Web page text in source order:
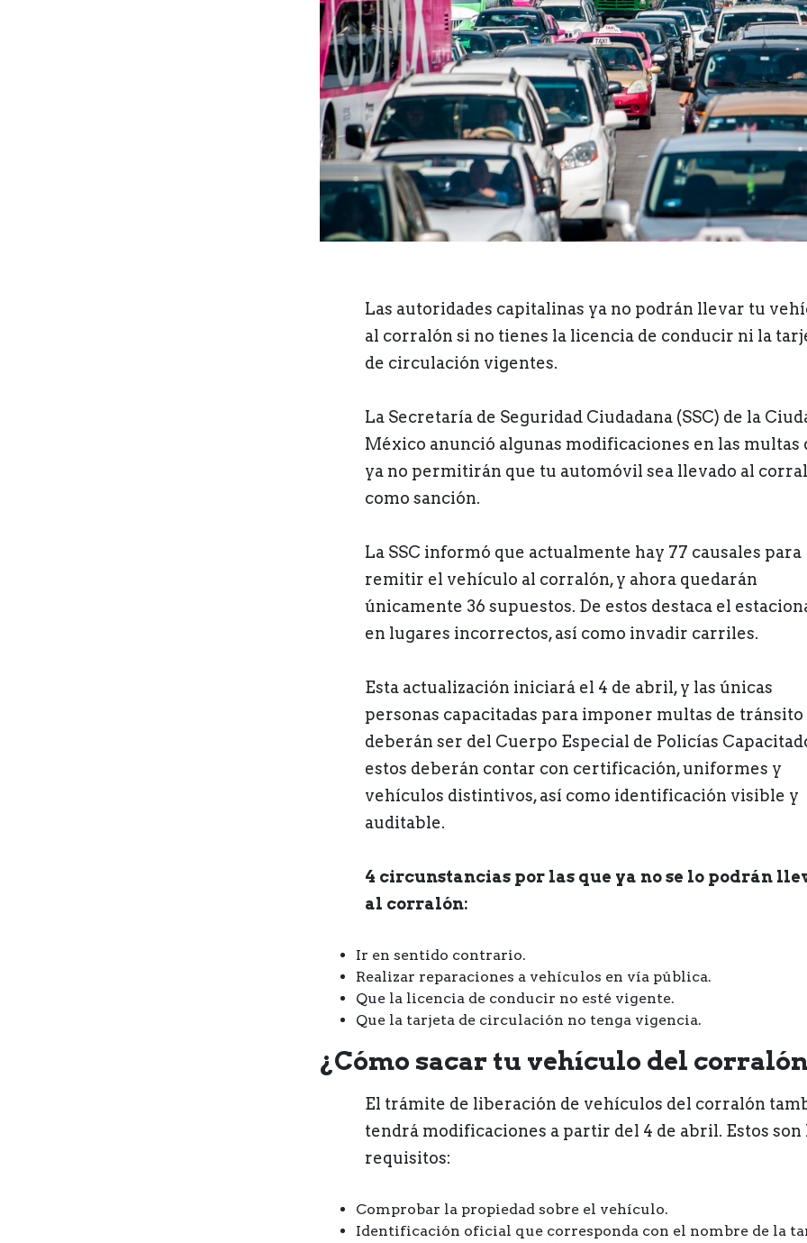
Las autoridades capitalinas ya no podrán llevar tu
al corralón si no tienes la licencia de conducir ni la
de circulación vigentes.
La Secretaría de Seguridad Ciudadana (SSC) de la
México anunció algunas modificaciones en las multas
ya no permitirán que tu automóvil sea llevado al
como sanción.
La SSC informó que actualmente hay 77 causales para
remitir el vehículo al corralón, y ahora quedarán
únicamente 36 supuestos. De estos destaca el
en lugares incorrectos, así como invadir carriles.
Esta actualización iniciará el 4 de abril, y las únicas
personas capacitadas para imponer multas de tránsito
deberán ser del Cuerpo Especial de Policías
estos deberán contar con certificación, uniformes y
vehículos distintivos, así como identificación visible y
auditable.
4 circunstancias por las que ya no se lo podrán
al corralón:
Ir en sentido contrario.
Realizar reparaciones a vehículos en vía pública.
Que la licencia de conducir no esté vigente.
Que la tarjeta de circulación no tenga vigencia.
¿Cómo sacar tu vehículo del
El trámite de liberación de vehículos del corralón
tendrá modificaciones a partir del 4 de abril. Estos son
requisitos:
Comprobar la propiedad sobre el vehículo.
Identificación oficial que corresponda con el nombre de la